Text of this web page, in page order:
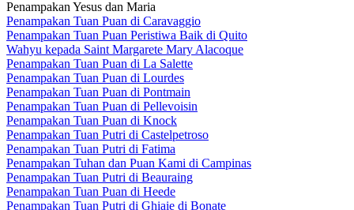
Penampakan Yesus dan Maria
Penampakan Tuan Puan di Caravaggio
Penampakan Tuan Puan Peristiwa Baik di Quito
Wahyu kepada Saint Margarete Mary Alacoque
Penampakan Tuan Puan di La Salette
Penampakan Tuan Puan di Lourdes
Penampakan Tuan Puan di Pontmain
Penampakan Tuan Puan di Pellevoisin
Penampakan Tuan Puan di Knock
Penampakan Tuan Putri di Castelpetroso
Penampakan Tuan Putri di Fatima
Penampakan Tuhan dan Puan Kami di Campinas
Penampakan Tuan Putri di Beauraing
Penampakan Tuan Puan di Heede
Penampakan Tuan Putri di Ghiaie di Bonate